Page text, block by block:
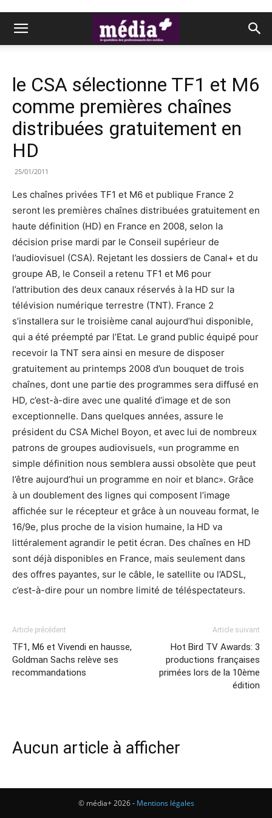
le CSA sélectionne TF1 et M6
comme premières chaînes
distribuées gratuitement en
HD
25/01/2011
Les chaînes privées TF1 et M6 et publique France 2
seront les premières chaînes distribuées gratuitement en
haute définition (HD) en France en 2008, selon la
décision prise mardi par le Conseil supérieur de
l’audiovisuel (CSA). Rejetant les dossiers de Canal+ et du
groupe AB, le Conseil a retenu TF1 et M6 pour
l’attribution des deux canaux réservés à la HD sur la
télévision numérique terrestre (TNT). France 2
s’installera sur le troisième canal aujourd’hui disponible,
qui a été préempté par l’Etat. Le grand public équipé pour
recevoir la TNT sera ainsi en mesure de disposer
gratuitement au printemps 2008 d’un bouquet de trois
chaînes, dont une partie des programmes sera diffusé en
HD, c’est-à-dire avec une qualité d’image et de son
exceptionnelle. Dans quelques années, assure le
président du CSA Michel Boyon, et avec lui de nombreux
patrons de groupes audiovisuels, «un programme en
simple définition nous semblera aussi obsolète que peut
l’être aujourd’hui un programme en noir et blanc». Grâce
à un doublement des lignes qui composent l’image
affichée sur le récepteur et grâce à un nouveau format, le
16/9e, plus proche de la vision humaine, la HD va
littéralement agrandir le petit écran. Des chaînes en HD
sont déjà disponibles en France, mais seulement dans
des offres payantes, sur le câble, le satellite ou l’ADSL,
c’est-à-dire pour un nombre limité de téléspectateurs.
Article précédent
TF1, M6 et Vivendi en hausse,
Goldman Sachs relève ses
recommandations
Article suivant
Hot Bird TV Awards: 3
productions françaises
primées lors de la 10ème
édition
Aucun article à afficher
© média+ 2026 - Mentions légales